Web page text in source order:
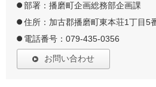
部署：播磨町企画総務部企画課
住所：加古郡播磨町東本荘1丁目5
電話番号：079-435-0356
お問い合わせ